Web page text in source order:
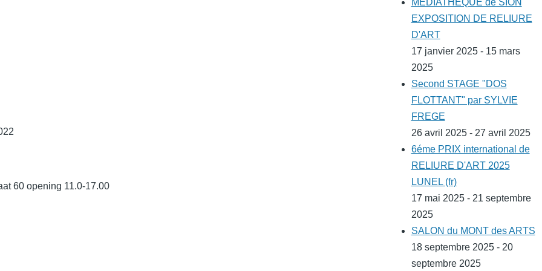
60 opening 11.0-17.00
MEDIATHEQUE de SION
EXPOSITION DE RELIURE
D'ART
17 janvier 2025 - 15 mars
2025
Second STAGE "DOS
FLOTTANT" par SYLVIE
FREGE
26 avril 2025 - 27 avril 2025
6éme PRIX international de
RELIURE D'ART 2025
LUNEL (fr)
17 mai 2025 - 21 septembre
2025
SALON du MONT des ARTS
18 septembre 2025 - 20
septembre 2025